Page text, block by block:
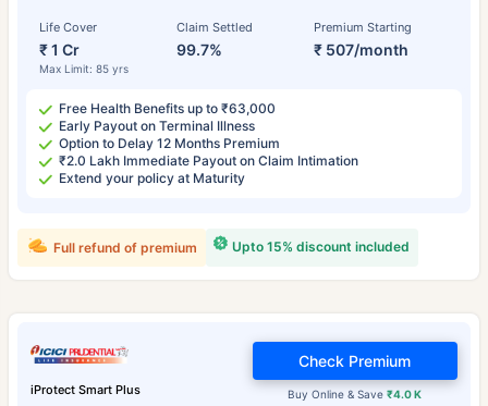
Life Cover
₹ 1 Cr
Max Limit: 85 yrs
Claim Settled
99.7%
Premium Starting
₹ 507/month
Free Health Benefits up to ₹63,000
Early Payout on Terminal Illness
Option to Delay 12 Months Premium
₹2.0 Lakh Immediate Payout on Claim Intimation
Extend your policy at Maturity
Upto 15% discount included
Full refund of premium
iProtect Smart Plus Buy Online & Save₹4.0 K
Check Premium